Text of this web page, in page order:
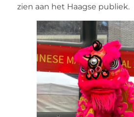
zien aan het Haagse publiek.